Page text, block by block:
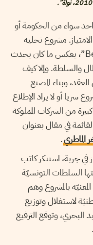
سواء من الحكومة أو
مشروع تحلية
المياه في جربة والذي أسند إلى “Befesa”، يعكس ما كان يحدث
والسلطة. وإلا كيف
وبناء المصنع
سريا أو لا يراد الإطلاع
من الشركات المملوكة
في مقال بعنوان
.
في جربة، استنكر كاتب
السلطات التونسيّة
بالمشروع وهم
لاستغلال وتوزيع
البحري، وتوقع الترفيع